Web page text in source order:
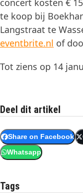
concert kosten €
te koop bij
Langstraat te
eventbrite.nl of
Tot ziens op 14
Deel dit artikel
Share on Facebook
Whatsapp
Tags